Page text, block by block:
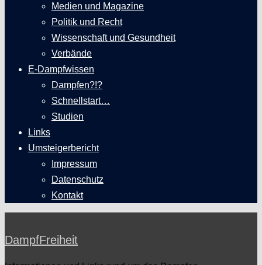
Medien und Magazine
Politik und Recht
Wissenschaft und Gesundheit
Verbände
E-Dampfwissen
Dampfen?!?
Schnellstart…
Studien
Links
Umsteigerbericht
Impressum
Datenschutz
Kontakt
DampfFreiheit